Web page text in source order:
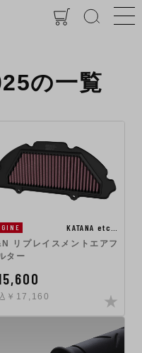
の一覧
KATANA etc…
リプレイスメントエアフ
ター
￥17,160